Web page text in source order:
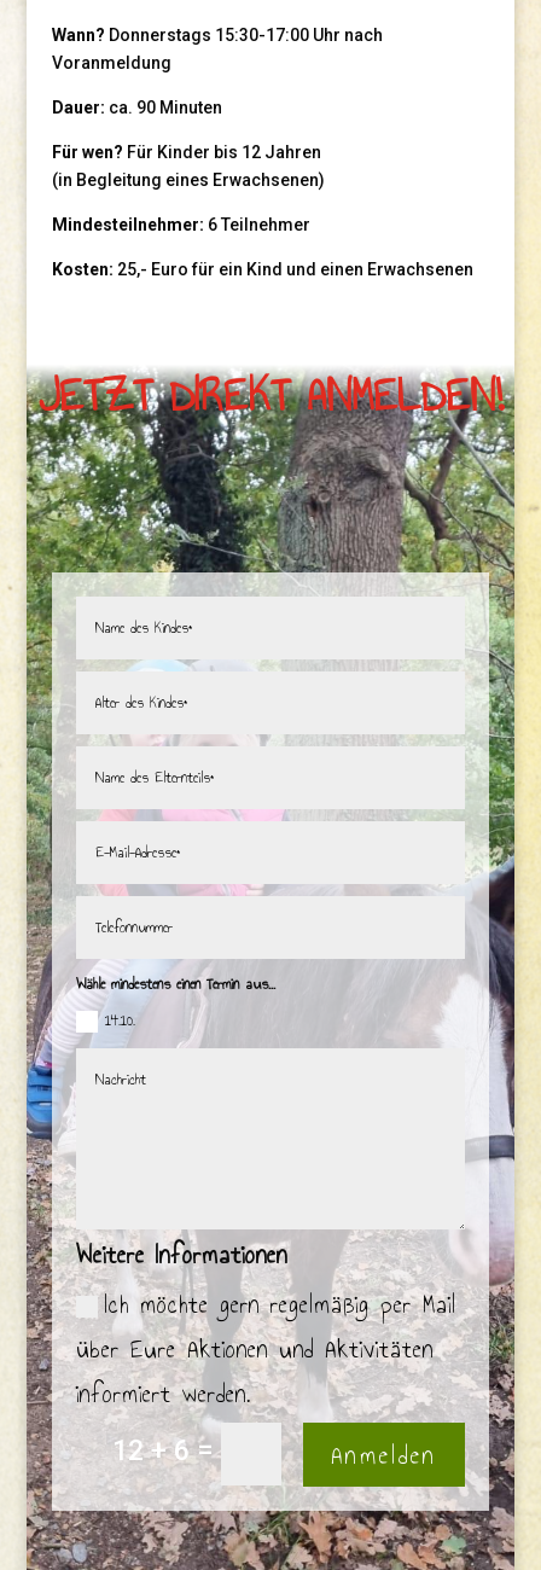
Wann? Donnerstags 15:30-17:00 Uhr nach
Voranmeldung
Dauer: ca. 90 Minuten
Für wen? Für Kinder bis 12 Jahren
(in Begleitung eines Erwachsenen)
Mindesteilnehmer: 6 Teilnehmer
Kosten: 25,- Euro für ein Kind und einen Erwachsenen
JETZT DIREKT ANMELDEN!
Wähle mindestens einen Termin aus...
14.10.
Weitere Informationen
Ich möchte gern regelmäßig per Mail
über Eure Aktionen und Aktivitäten
informiert werden.
12 + 6= Anmelden